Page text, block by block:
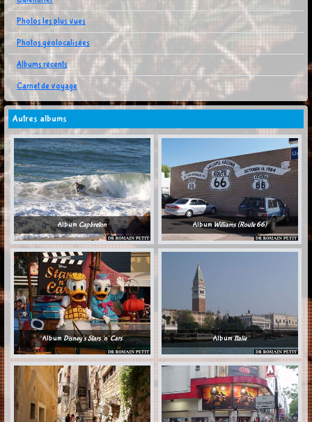
Photos les plus vues
Photos géolocalisées
Albums récents
Carnet de voyage
Autres albums
Album Capbreton AlbumWilliams (Route 66)
AlbumDisney's Stars 'n' Cars AlbumItalie